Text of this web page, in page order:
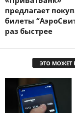
предлагает
билеты
раз быстрее
ЭТО МОЖЕТ